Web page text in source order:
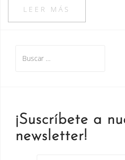
LEER MÁS
¡Suscríbete a
newsletter!